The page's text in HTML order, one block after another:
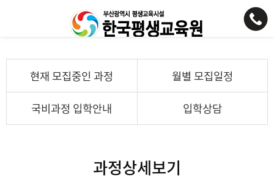
현재 모집중인 과정 월별 모집일정
국비과정 입학안내 입학상담
과정상세보기